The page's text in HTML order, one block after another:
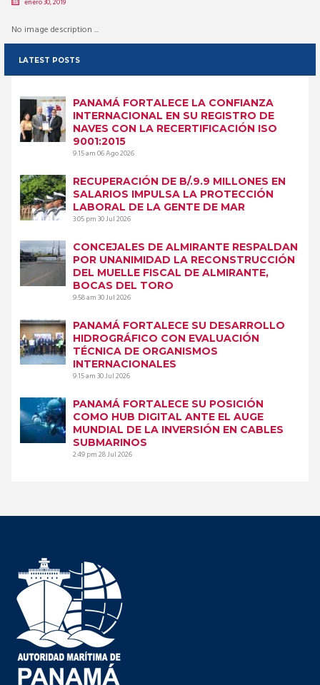
enero 30, 2019
No image description ...
LATEST POSTS
PANAMÁ FORTALECE LA CONFIANZA
INTERNACIONAL EN SU REGISTRO DE
NAVES CON LA RECERTIFICACIÓN ISO
9001:2015
9:15 am06 Ago 2026
RECUPERACIÓN DE B/.9.9 MILLONES EN
SALARIOS IMPULSA LA PROTECCIÓN
LABORAL DE LA GENTE DE MAR
3:05 pm30 Jul 2026
CONCEJALES DE ALMIRANTE RESPALDAN
POR UNANIMIDAD LA RECONSTRUCCIÓN
DEL MUELLE FISCAL DE ALMIRANTE,
BOCAS DEL TORO
9:58 am30 Jul 2026
PANAMÁ FORTALECE SU DESARROLLO
HIDROGRÁFICO CON EVALUACIÓN
TÉCNICA DE ORGANISMOS
INTERNACIONALES
9:15 am30 Jul 2026
PANAMÁ FORTALECE SU POSICIÓN
COMO HUB DIGITAL ANTE EL AUGE
MUNDIAL DE LA INVERSIÓN EN CABLES
SUBMARINOS
2:49 pm28 Jul 2026